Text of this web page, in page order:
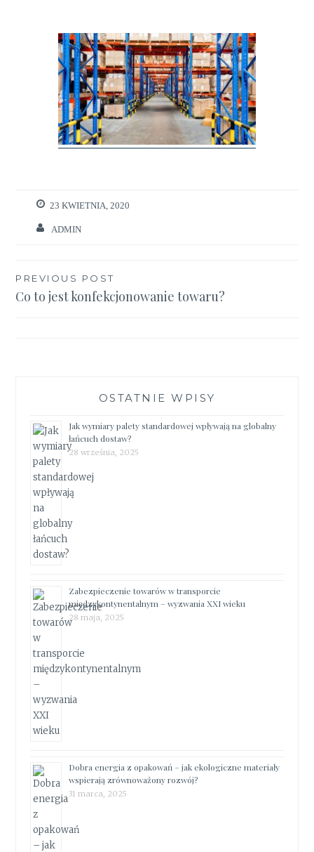
23 KWIETNIA, 2020
ADMIN
Nawigacja
wpisu
PREVIOUS POST
Co to jest konfekcjonowanie towaru?
OSTATNIE WPISY
Jak wymiary palety standardowej wpływają na globalny
łańcuch dostaw?
28 września, 2025
Zabezpieczenie towarów w transporcie
międzykontynentalnym – wyzwania XXI wieku
28 maja, 2025
Dobra energia z opakowań – jak ekologiczne materiały
wspierają zrównoważony rozwój?
31 marca, 2025